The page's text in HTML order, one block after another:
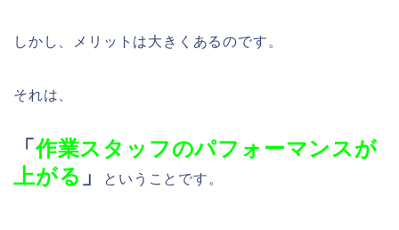
しかし、メリットは大きくあるのです。
それは、
「作業スタッフのパフォーマンスが
上がる 」 ということです。